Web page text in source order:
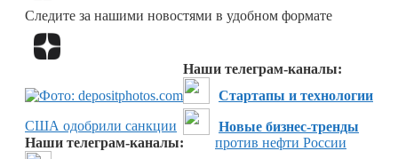
Следите за нашими новостями в удобном формате
Наши телеграм-каналы:
Стартапы и технологии
Новые бизнес-тренды
Наши телеграм-каналы:
США одобрили санкции
против нефти России